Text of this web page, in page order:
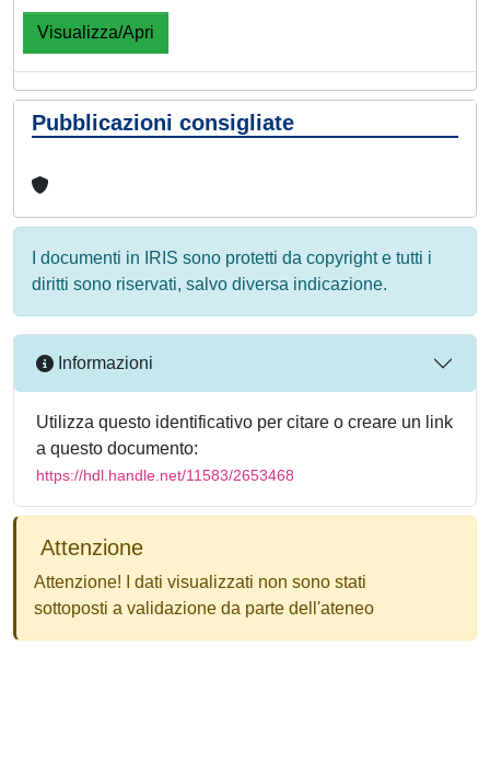
Visualizza/Apri
Pubblicazioni consigliate
I documenti in IRIS sono protetti da copyright e tutti i
diritti sono riservati, salvo diversa indicazione.
Informazioni
Utilizza questo identificativo per citare o creare un link
a questo documento:
https://hdl.handle.net/11583/2653468
Attenzione
Attenzione! I dati visualizzati non sono stati
sottoposti a validazione da parte dell'ateneo